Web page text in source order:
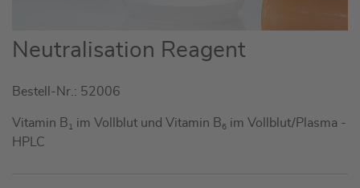
Zum
Anfang
Bildgalerie
springen
Neutralisation Reagent
Bestell-Nr.: 52006
Vitamin B 1 im Vollblut und Vitamin B6 im Vollblut/Plasma -
HPLC